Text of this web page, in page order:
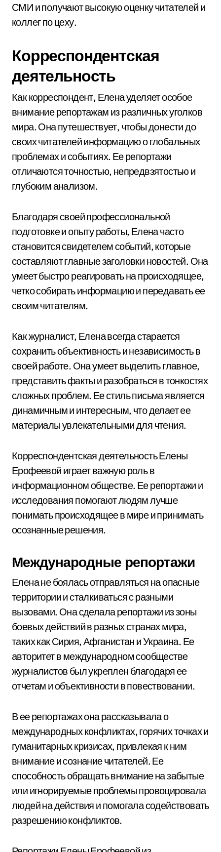
СМИ и получают высокую оценку читателей и
коллег по цеху.
Корреспондентская
деятельность
Как корреспондент, Елена уделяет особое
внимание репортажам из различных уголков
мира. Она путешествует, чтобы донести до
своих читателей информацию о глобальных
проблемах и событиях. Ее репортажи
отличаются точностью, непредвзятостью и
глубоким анализом.
Благодаря своей профессиональной
подготовке и опыту работы, Елена часто
становится свидетелем событий, которые
составляют главные заголовки новостей. Она
умеет быстро реагировать на происходящее,
четко собирать информацию и передавать ее
своим читателям.
Как журналист, Елена всегда старается
сохранить объективность и независимость в
своей работе. Она умеет выделить главное,
представить факты и разобраться в тонкостях
сложных проблем. Ее стиль письма является
динамичным и интересным, что делает ее
материалы увлекательными для чтения.
Корреспондентская деятельность Елены
Ерофеевой играет важную роль в
информационном обществе. Ее репортажи и
исследования помогают людям лучше
понимать происходящее в мире и принимать
осознанные решения.
Международные репортажи
Елена не боялась отправляться на опасные
территории и сталкиваться с разными
вызовами. Она сделала репортажи из зоны
боевых действий в разных странах мира,
таких как Сирия, Афганистан и Украина. Ее
авторитет в международном сообществе
журналистов был укреплен благодаря ее
отчетам и объективности в повествовании.
В ее репортажах она рассказывала о
международных конфликтах, горячих точках и
гуманитарных кризисах, привлекая к ним
внимание и сознание читателей. Ее
способность обращать внимание на забытые
или игнорируемые проблемы провоцировала
людей на действия и помогала содействовать
разрешению конфликтов.